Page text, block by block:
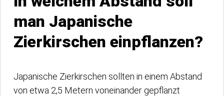
man Japanische
Zierkirschen einpflanzen?
Japanische Zierkirschen sollten in einem Abstand
von etwa 2,5 Metern voneinander gepflanzt